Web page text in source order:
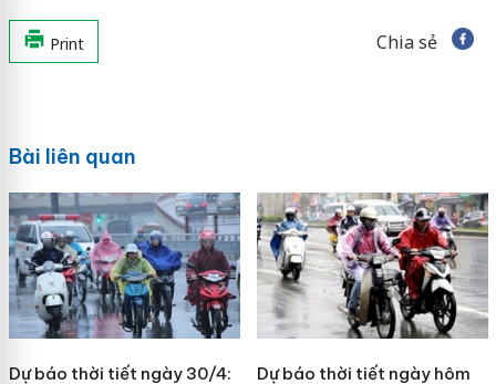
Print Chia sẻ
Bài liên quan
Dự báo thời tiết ngày 30/4: Dự báo thời tiết ngày hôm